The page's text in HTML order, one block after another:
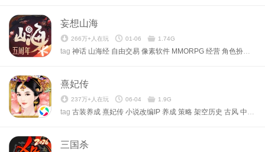
妄想山海
266万+人在玩 01-06 1.74G
tag 神话 山海经 自由交易 像素软件 MMORPG 经营 角色扮演
熹妃传
237万+人在玩 06-04 1.9G
tag 古装养成 熹妃传 小说改编IP 养成 策略 架空历史 古风 中国风
三国杀